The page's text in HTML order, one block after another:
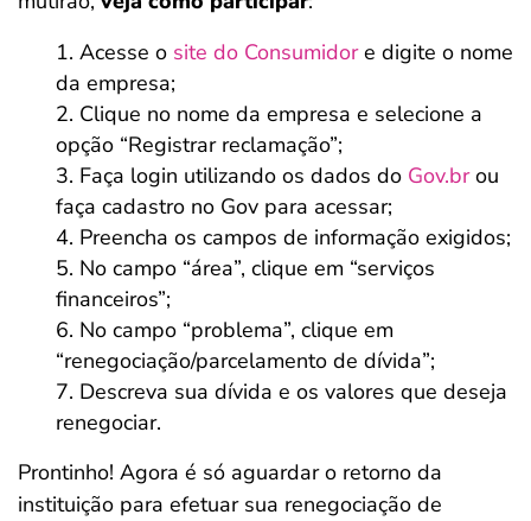
Acesse o site do Consumidore digite o nome
da empresa;
Clique no nome da empresa e selecione a
opção “Registrar reclamação”;
Faça login utilizando os dados do Gov.brou
faça cadastro no Gov para acessar;
Preencha os campos de informação exigidos;
No campo “área”, clique em “serviços
financeiros”;
No campo “problema”, clique em
“renegociação/parcelamento de dívida”;
Descreva sua dívida e os valores que deseja
renegociar.
Prontinho! Agora é só aguardar o retorno da
instituição para efetuar sua renegociação de